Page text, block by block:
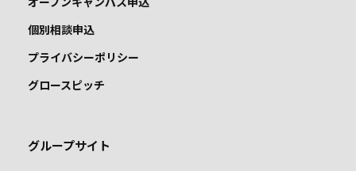
個別相談申込
プライバシーポリシー
グロースピッチ
グループサイト